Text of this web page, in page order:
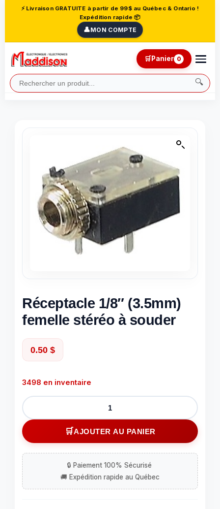
⚡ Livraison GRATUITE à partir de 99$ au Québec & Ontario !
Expédition rapide 📦
👤MON COMPTE
🔍
🛒Panier 0
Réceptacle 1/8″ (3.5mm)
femelle stéréo à souder
0.50 $
3498 en inventaire
quantité
de
Réceptacle
1/8"
(3.5mm)
femelle
stéréo
à
AJOUTER AU PANIER